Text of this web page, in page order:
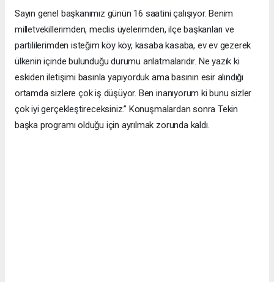
Sayın genel başkanımız günün 16 saatini çalışıyor. Benim
milletvekillerimden, meclis üyelerimden, ilçe başkanları ve
partililerimden isteğim köy köy, kasaba kasaba, ev ev gezerek
ülkenin içinde bulunduğu durumu anlatmalarıdır. Ne yazık ki
eskiden iletişimi basınla yapıyorduk ama basının esir alındığı
ortamda sizlere çok iş düşüyor. Ben inanıyorum ki bunu sizler
çok iyi gerçekleştireceksiniz.” Konuşmalardan sonra Tekin
başka programı olduğu için ayrılmak zorunda kaldı.